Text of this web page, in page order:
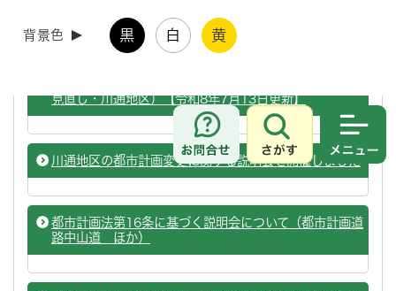
背景色 黒 白 黄
お問合せ
さがす
見直し・川通地区）【令和8年7月13日更新】
川通地区の都市計画変更に関する説明会を開催しました
都市計画法第16条に基づく説明会について（都市計画道
路中山道 ほか）